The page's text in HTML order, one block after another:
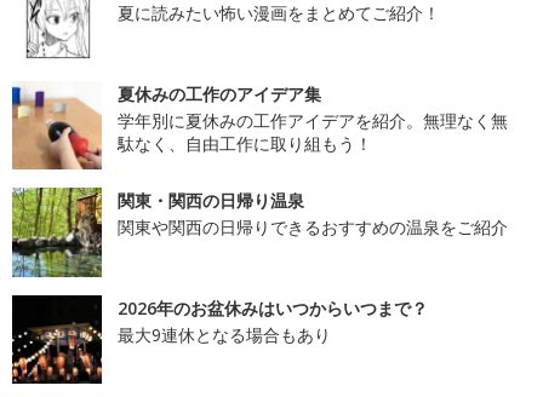
夏に読みたい怖い漫画をまとめてご紹介！
夏休みの工作のアイデア集
学年別に夏休みの工作アイデアを紹介。無理なく無
駄なく、自由工作に取り組もう！
関東・関西の日帰り温泉
関東や関西の日帰りできるおすすめの温泉をご紹介
2026年のお盆休みはいつからいつまで？
最大9連休となる場合もあり